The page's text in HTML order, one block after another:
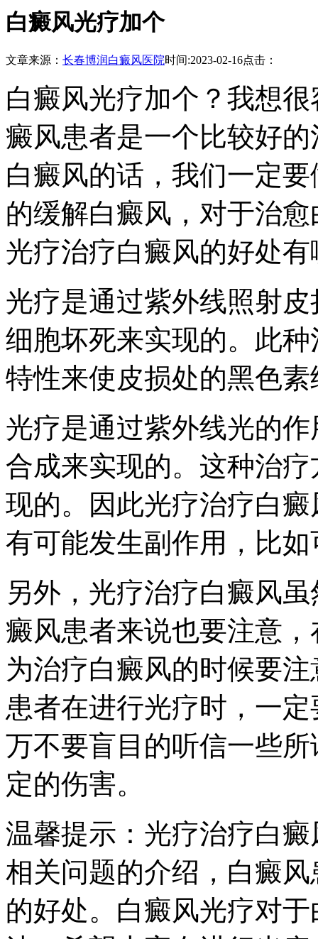
白癜风光疗加个
文章来源： 长春博润白癜风医院时间:2023-02-16点击：
白癜风光疗加个？我想
癜风患者是一个比较好
白癜风的话，我们一定
的缓解白癜风，对于治
光疗治疗白癜风的好处
光疗是通过紫外线照射
细胞坏死来实现的。此
特性来使皮损处的黑色
光疗是通过紫外线光的
合成来实现的。这种治
现的。因此光疗治疗白
有可能发生副作用，比
另外，光疗治疗白癜风
癜风患者来说也要注意
为治疗白癜风的时候要
患者在进行光疗时，一
万不要盲目的听信一些
定的伤害。
温馨提示：光疗治疗白
相关问题的介绍，白癜
的好处。白癜风光疗对